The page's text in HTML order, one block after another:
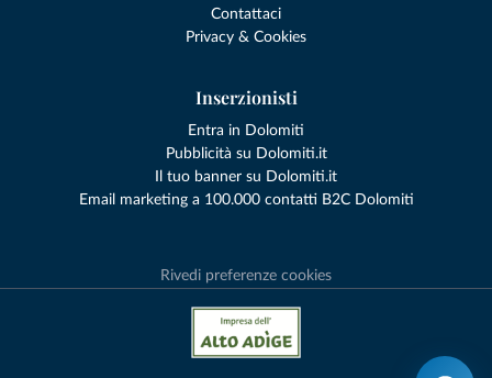
Contattaci
Privacy & Cookies
Inserzionisti
Entra in Dolomiti
Pubblicità su Dolomiti.it
Il tuo banner su Dolomiti.it
Email marketing a 100.000 contatti B2C Dolomiti
Rivedi preferenze cookies